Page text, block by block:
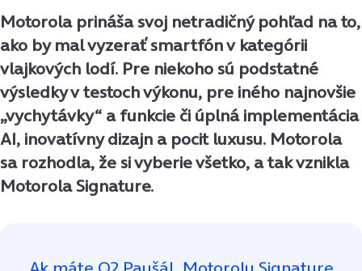
Motorola prináša svoj netradičný pohľad na to,
ako by mal vyzerať smartfón v kategórii
vlajkových lodí. Pre niekoho sú podstatné
výsledky v testoch výkonu, pre iného najnovšie
„vychytávky“ a funkcie či úplná implementácia
AI, inovatívny dizajn a pocit luxusu. Motorola
sa rozhodla, že si vyberie všetko, a tak vznikla
Motorola Signature.